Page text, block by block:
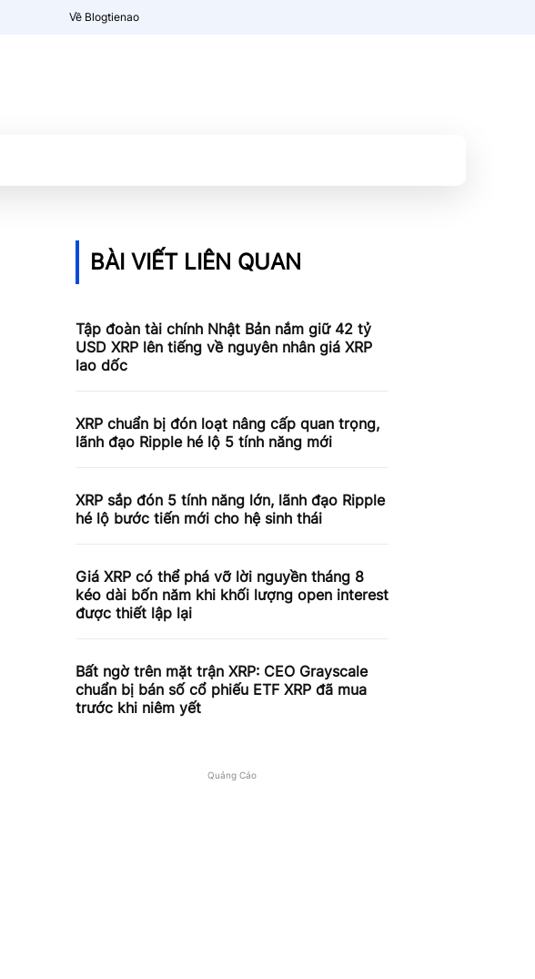
Về Blogtienao
BÀI VIẾT LIÊN QUAN
Tập đoàn tài chính Nhật Bản nắm giữ 42 tỷ
USD XRP lên tiếng về nguyên nhân giá XRP
lao dốc
XRP chuẩn bị đón loạt nâng cấp quan trọng,
lãnh đạo Ripple hé lộ 5 tính năng mới
XRP sắp đón 5 tính năng lớn, lãnh đạo Ripple
hé lộ bước tiến mới cho hệ sinh thái
Giá XRP có thể phá vỡ lời nguyền tháng 8
kéo dài bốn năm khi khối lượng open interest
được thiết lập lại
Bất ngờ trên mặt trận XRP: CEO Grayscale
chuẩn bị bán số cổ phiếu ETF XRP đã mua
trước khi niêm yết
Quảng Cáo